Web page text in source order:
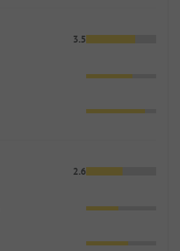
3.5
2.6